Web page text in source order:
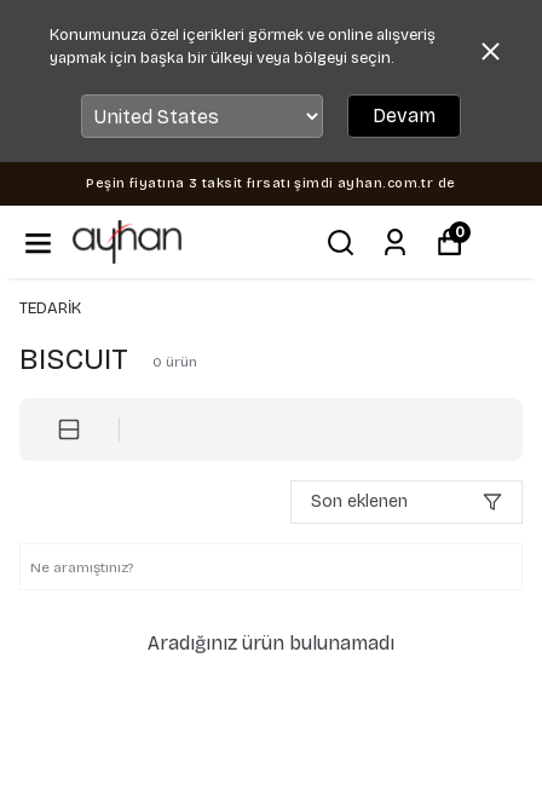
Konumunuza özel içerikleri görmek ve online alışveriş
yapmak için başka bir ülkeyi veya bölgeyi seçin.
Devam
Peşin fiyatına 3 taksit fırsatı şimdi ayhan.com.tr de
0
TEDARİK
BISCUIT 0 ürün
Son eklenen
Aradığınız ürün bulunamadı